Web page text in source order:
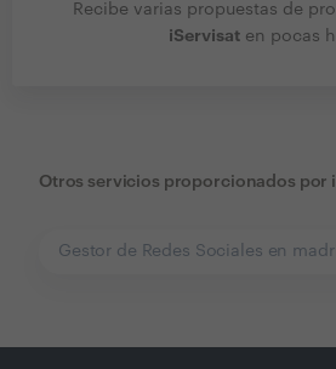
Recibe varias propuestas de
iServisaten pocas
Otros servicios proporcionados por
Gestor de Redes Sociales en